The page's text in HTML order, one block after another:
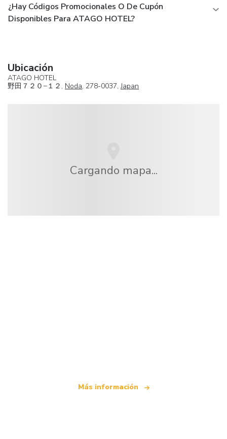
¿Hay Códigos Promocionales O De Cupón
Disponibles Para ATAGO HOTEL?
Ubicación
ATAGO HOTEL
野田７２０−１２, Noda, 278-0037,Japan
Cargando mapa...
Más información